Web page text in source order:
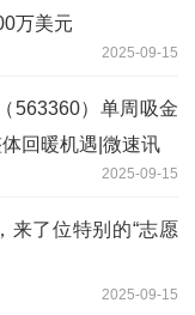
万美元
2025-09-15
563360）单周吸金
回暖机遇|微速讯
2025-09-15
来了位特别的“志愿
2025-09-15